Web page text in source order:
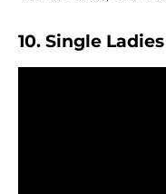
10. Single